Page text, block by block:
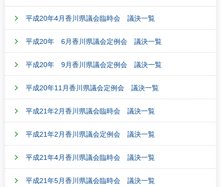
平成20年4月香川県議会臨時会 議決一覧
平成20年 6月香川県議会定例会 議決一覧
平成20年 9月香川県議会定例会 議決一覧
平成20年11月香川県議会定例会 議決一覧
平成21年2月香川県議会臨時会 議決一覧
平成21年2月香川県議会定例会 議決一覧
平成21年4月香川県議会臨時会 議決一覧
平成21年5月香川県議会臨時会 議決一覧